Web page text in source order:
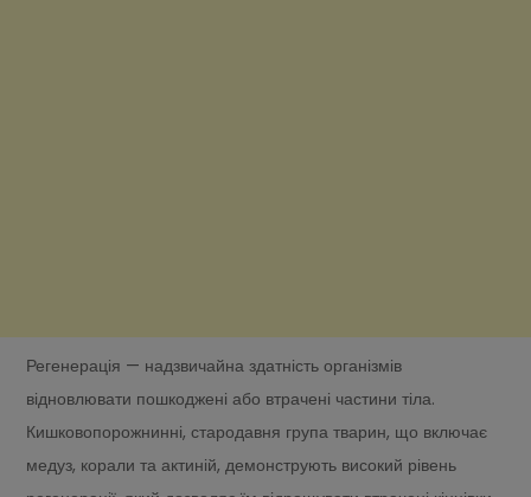
Регенерація — надзвичайна здатність організмів
відновлювати пошкоджені або втрачені частини тіла.
Кишковопорожнинні, стародавня група тварин, що включає
медуз, корали та актиній, демонструють високий рівень